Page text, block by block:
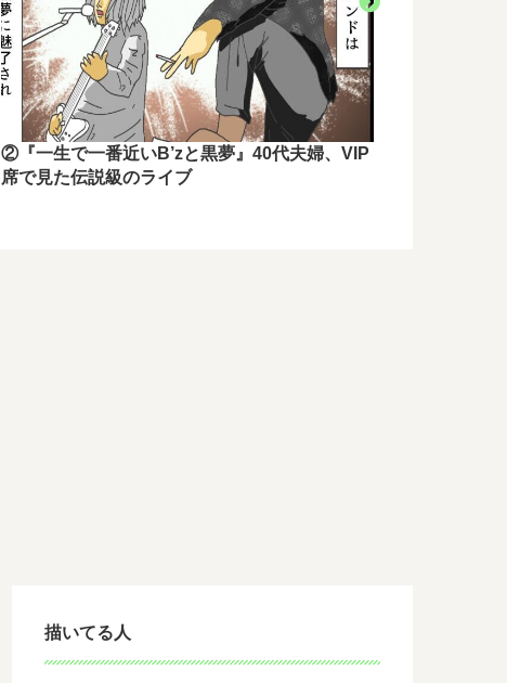
②『一生で一番近いB’zと黒夢』40代夫婦、VIP
席で見た伝説級のライブ
描いてる人